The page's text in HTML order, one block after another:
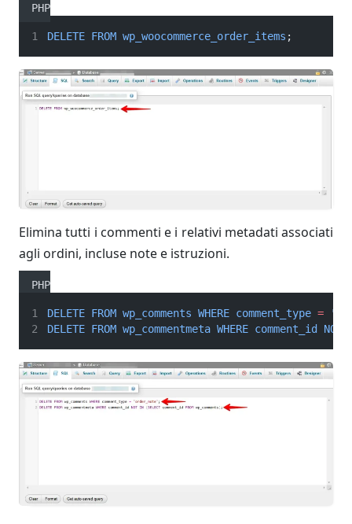
PHP
DELETE FROM wp_woocommerce_order_items ;
Elimina tutti i commenti e i relativi metadati associati
agli ordini, incluse note e istruzioni.
PHP
DELETE FROM wp_comments WHERE comment_type =
DELETE FROM wp_commentmeta WHERE comment_id NOT